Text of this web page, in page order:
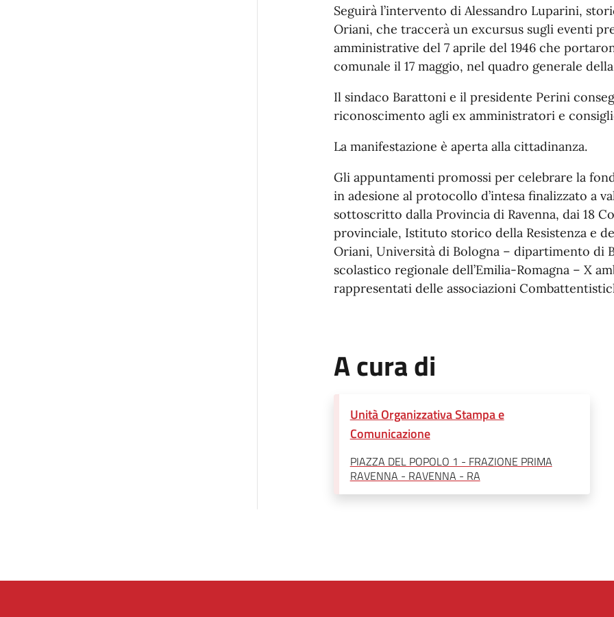
Seguirà l’intervento di Alessandro Luparini,
Oriani, che traccerà un excursus sugli eventi
amministrative del 7 aprile del 1946 che
comunale il 17 maggio, nel quadro generale
Il sindaco Barattoni e il presidente Perini
riconoscimento agli ex amministratori e
La manifestazione è aperta alla cittadinanza.
Gli appuntamenti promossi per celebrare la
in adesione al protocollo d’intesa finalizzato a
sottoscritto dalla Provincia di Ravenna, dai 18
provinciale, Istituto storico della Resistenza e
Oriani, Università di Bologna – dipartimento di
scolastico regionale dell’Emilia-Romagna – X
rappresentati delle associazioni
A cura di
Unità Organizzativa Stampa e
Comunicazione
PIAZZA DEL POPOLO 1 - FRAZIONE PRIMA
RAVENNA - RAVENNA - RA